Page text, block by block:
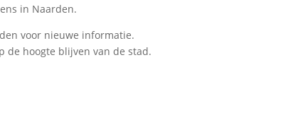
in Naarden.
voor nieuwe informatie.
de hoogte blijven van de stad.